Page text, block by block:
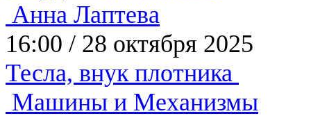
Анна Лаптева
16:00 / 28 октября 2025
Тесла, внук плотника
Машины и Механизмы